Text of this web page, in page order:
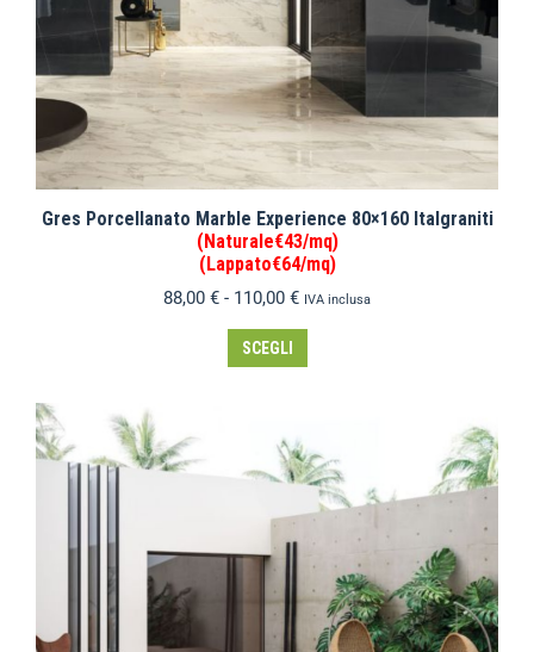
Gres Porcellanato Marble Experience 80×160 Italgraniti
(Naturale€43/mq)
(Lappato€64/mq)
88,00 € - 110,00 € IVA inclusa
SCEGLI